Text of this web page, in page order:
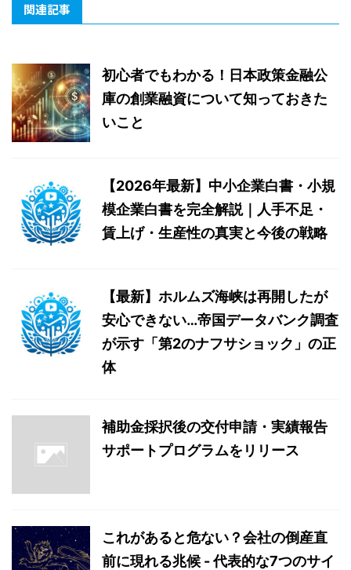
関連記事
初心者でもわかる！日本政策金融公
庫の創業融資について知っておきた
いこと
【2026年最新】中小企業白書・小規
模企業白書を完全解説｜人手不足・
賃上げ・生産性の真実と今後の戦略
【最新】ホルムズ海峡は再開したが
安心できない…帝国データバンク調査
が示す「第2のナフサショック」の正
体
補助金採択後の交付申請・実績報告
サポートプログラムをリリース
これがあると危ない？会社の倒産直
前に現れる兆候 - 代表的な7つのサイ